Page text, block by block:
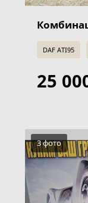
DAF ATI95
25
3 фото